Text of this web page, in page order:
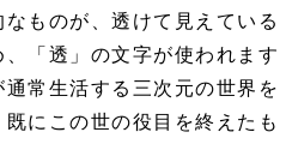
ものが、透けて見えている
「透」の文字が使われます
常生活する三次元の世界を
にこの世の役目を終えたも